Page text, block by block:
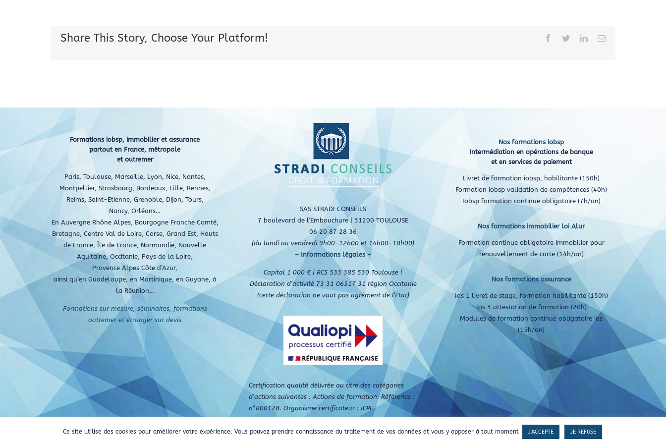
Share This Story, Choose Your Platform! Facebook
TwitterLinkedInEmail
Formations iobsp, immobilier et assurance
partout en France, métropole
et outremer
Paris, Toulouse, Marseille, Lyon, Nice, Nantes,
Montpellier, Strasbourg, Bordeaux, Lille, Rennes,
Reims, Saint-Etienne, Grenoble, Dijon, Tours,
Nancy, Orléans…
En Auvergne Rhône Alpes, Bourgogne Franche Comté,
Bretagne, Centre Val de Loire, Corse, Grand Est, Hauts
de France, Île de France, Normandie, Nouvelle
Aquitaine, Occitanie, Pays de la Loire,
Provence Alpes Côte d’Azur,
ainsi qu’en Guadeloupe, en Martinique, en Guyane, à
la Réunion…
Formations sur mesure, séminaires, formations
outremer et étranger sur devis
SAS STRADI CONSEILS
7 boulevard de l’Embouchure | 31200 TOULOUSE
06 20 87 28 36
(du lundi au vendredi 9h00-12h00 et 14h00-18h00)
– Informations légales –
Capital 1 000 € | RCS 533 385 530 Toulouse |
Déclaration d’activité 73 31 06517 31 région Occitanie
(cette déclaration ne vaut pas agrément de l’État)
Certification qualité délivrée au titre des catégories
d’actions suivantes : Actions de formation. Référence :
n°B00128. Organisme certificateur : ICPF.
Nos formations iobsp
Intermédiation en opérations de banque
et en services de paiement
Livret de formation iobsp, habilitante (150h)
Formation iobsp validation de compétences (40h)
Iobsp formation continue obligatoire (7h/an)
Nos formations immobilier loi Alur
Formation continue obligatoire immobilier pour
renouvellement de carte (14h/an)
Nos formations assurance
Ias 1 livret de stage, formation habilitante (150h)
Ias 3 attestation de formation (20h)
Modules de formation continue obligatoire ias
(15h/an)
Tous droits réservés Stradi Conseils sas © Copyright 2019- 2026 | By Audébicomweb
Ce site utilise des cookies pour améliorer votre expérience. Vous pouvez prendre connaissance du traitement de vos données et vous y opposer à tout moment J'ACCEPTE JE REFUSE